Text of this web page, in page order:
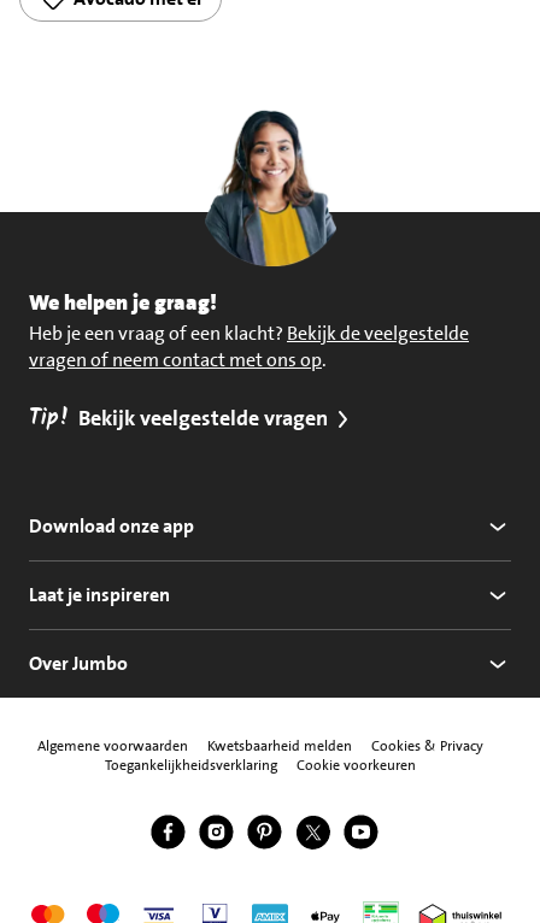
We helpen je graag!
Heb je een vraag of een klacht? Bekijk de veelgestelde
vragen of neem contact met ons op.
Tip! Bekijk veelgestelde vragen
Download onze app
Laat je inspireren
Over Jumbo
Algemene voorwaarden Kwetsbaarheid melden
Cookies & Privacy
Toegankelijkheidsverklaring
Cookie voorkeuren
Volg ons
Jumbo Facebook
Jumbo Instagram
Jumbo Pinterest
Jumbo Twitter
Jumbo YouTube
MastercardMaestroVisa Vpay American Express
Apple Pay Thuiswinkel